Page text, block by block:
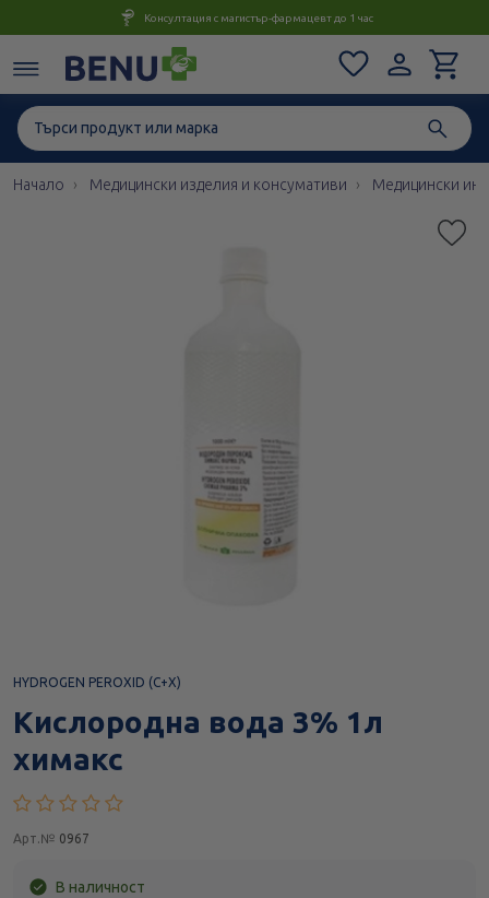
Консултация с магистър-фармацевт до 1 час
Начало Медицински изделия и консумативи Медицински
HYDROGEN PEROXID (C+X)
Кислородна вода 3% 1л
химакс
Арт.№ 0967
В наличност